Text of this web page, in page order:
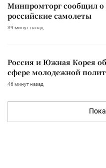
Минпромторг сообщил о
российские самолеты
39 минут назад
Россия и Южная Корея
сфере молодежной
46 минут назад